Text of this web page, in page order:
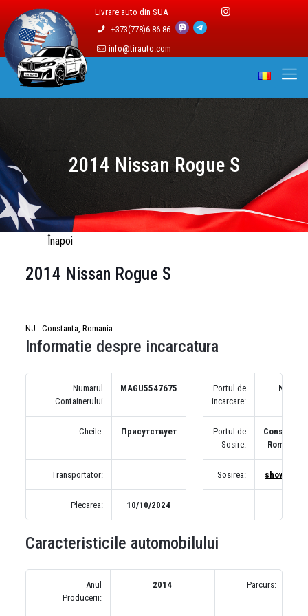
Livrare auto din SUA
+373(778)6-86-86
info@tirauto.com
2014 Nissan Rogue S
Înapoi
2014 Nissan Rogue S
NJ - Constanta, Romania
Informatie despre incarcatura
Numarul
Containerului
MAGU5547675
Portul de
incarcare:
NJ
Cheile: Присутствует
Portul de
Sosire:
Constanta,
Romania
Transportator: Sosirea: show map
Plecarea: 10/10/2024
Caracteristicile automobilului
Anul
Producerii:
2014 Parcurs: